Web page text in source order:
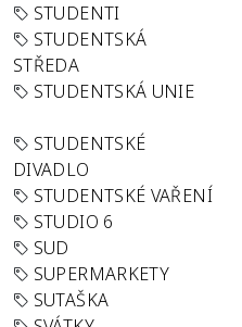
STUDENTI
STUDENTSKÁ
STŘEDA
STUDENTSKÁ UNIE
STUDENTSKÉ
DIVADLO
STUDENTSKÉ VAŘENÍ
STUDIO 6
SUD
SUPERMARKETY
SUTAŠKA